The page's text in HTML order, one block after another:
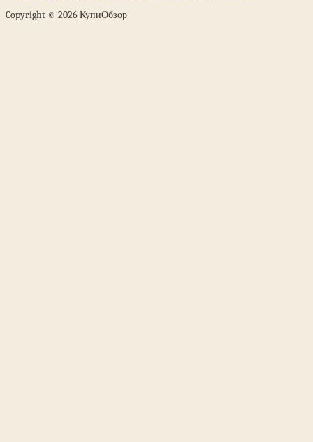
Copyright © 2026 КупиОбзор